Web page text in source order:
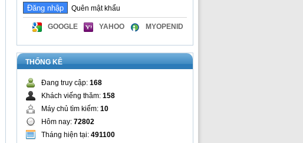
Quên mật khẩu
GOOGLE YAHOO MYOPENID
THỐNG KÊ
Đang truy cập: 168
Khách viếng thăm: 158
Máy chủ tìm kiếm: 10
Hôm nay: 72802
Tháng hiện tại: 491100